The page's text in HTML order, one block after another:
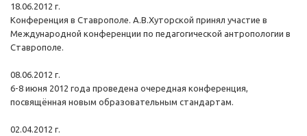
18.06.2012 г.
Конференция в Ставрополе. А.В.Хуторской принял участие в
Международной конференции по педагогической антропологии в
Ставрополе.
08.06.2012 г.
6-8 июня 2012 года проведена очередная конференция,
посвящённая новым образовательным стандартам.
02.04.2012 г.